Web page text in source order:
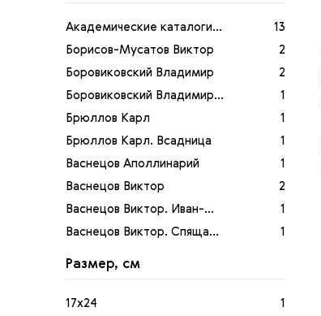
Нерсесян Левон
1
Пастон Элеонора
1
Саенкова Елена
1
Седова Мария
1
Степанова Светлана
3
Теркель Елена
1
Усачева Светлана
1
Чурак Галина
2
Юденкова Татьяна
1
Юрасовская Надежда
1
Академические каталоги...
13
Борисов-Мусатов Виктор
2
Боровиковский Владимир
2
Боровиковский Владимир...
1
Брюллов Карл
1
Брюллов Карл. Всадница
1
Васнецов Аполлинарий
1
Васнецов Виктор
2
Васнецов Виктор. Иван-...
1
Васнецов Виктор. Спяща...
1
Кипренский Орест
1
Размер, см
17х24
1